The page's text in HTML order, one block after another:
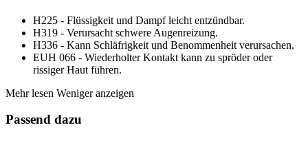
H225 - Flüssigkeit und Dampf leicht entzündbar.
H319 - Verursacht schwere Augenreizung.
H336 - Kann Schläfrigkeit und Benommenheit verursachen.
EUH 066 - Wiederholter Kontakt kann zu spröder oder
rissiger Haut führen.
Mehr lesen Weniger anzeigen
Passend dazu